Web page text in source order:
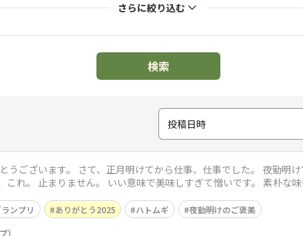
さらに絞り込む
検索
投稿日時
うございます。 さて、正月明けてから仕事、仕事でした。 夜勤明
これ。 止まりません。 いい意味で美味しすぎて憎いです。 素朴な
ンプリ ありがとう2025 ハトムギ 夜勤明けのご褒美
）